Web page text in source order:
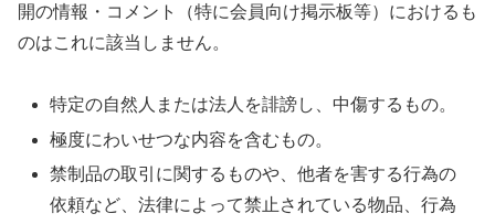
開の情報・コメント（特に会員向け掲示板等）におけるも
のはこれに該当しません。
特定の自然人または法人を誹謗し、中傷するもの。
極度にわいせつな内容を含むもの。
禁制品の取引に関するものや、他者を害する行為の
依頼など、法律によって禁止されている物品、行為